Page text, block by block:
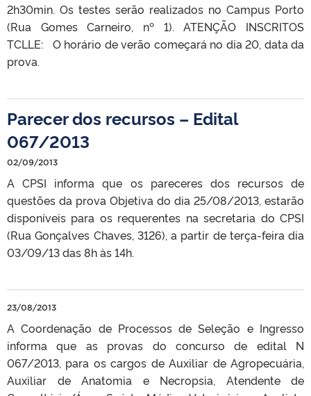
2h30min. Os testes serão realizados no Campus Porto
(Rua Gomes Carneiro, nº 1). ATENÇÃO INSCRITOS
TCLLE: O horário de verão começará no dia 20, data da
prova.
Parecer dos recursos – Edital
067/2013
02/09/2013
A CPSI informa que os pareceres dos recursos de
questões da prova Objetiva do dia 25/08/2013, estarão
disponíveis para os requerentes na secretaria do CPSI
(Rua Gonçalves Chaves, 3126), a partir de terça-feira dia
03/09/13 das 8h às 14h.
23/08/2013
A Coordenação de Processos de Seleção e Ingresso
informa que as provas do concurso de edital N
067/2013, para os cargos de Auxiliar de Agropecuária,
Auxiliar de Anatomia e Necropsia, Atendente de